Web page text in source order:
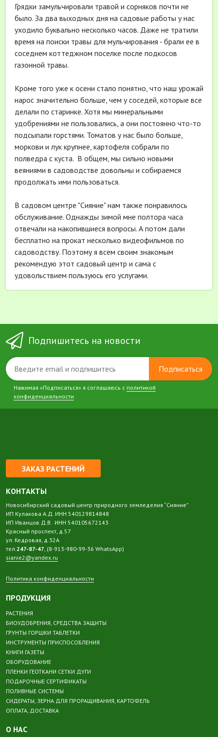
Грядки замульчировали травой и сорняков почти не
было. За два выходных дня на садовые работы у нас
уходило буквально несколько часов. Даже не тратили
время на поиски травы для мульчирования - брали ее в
соседнем коттеджном поселке после подкосов
газонной травы.
Кроме того уже к осени стало понятно, что наш урожай
нарос значительно больше, чем у соседей, которые все
делали по старинке. Хотя мы минеральными
удобрениями не пользовались, а они постоянно что-то
подсыпали горстями. Томатов у нас было больше,
моркови и лук крупнее, картофеля собрали по
полведра с куста. В общем, мы сильно новыми
веяниями в садоводстве довольны и собираемся
продолжать ими пользоваться.
В садовом центре "Сияние" нам также понравилось
обслуживание. Однажды зимой мне полтора часа
отвечали на накопившиеся вопросы. А потом дали
бесплатно на прокат несколько видеофильмов по
садоводству. Поэтому я всем своим знакомым
рекомендую этот садовый центр и сама с
удовольствием пользуюсь его услугами.
Подпишитесь на новости
Подписаться
Нажимая «Подписаться» я соглашаюсь с политикой
конфиденциальности
ЗАКАЗ РАСТЕНИЙ
КОНТАКТЫ
Новосибирский садовый центр природного земледелия “Сияние”
ИП Кулакова А.Д. ИНН 540129814848
ИП Иванцов Д.В. ИНН 540105672143
Красный проспект, д.57
ул. Кедровая, д.32А
тел.247-87-47, (8-913-980-99-36 WhatsApp)
sianie2@yandex.ru
Политика конфиденциальности
ПРОДУКЦИЯ
РАСТЕНИЯ
БИОУДОБРЕНИЯ, СРЕДСТВА ЗАЩИТЫ
ГРУНТЫ ГОРШКИ ТАБЛЕТКИ
ИНСТРУМЕНТЫ ПРИСПОСОБЛЕНИЯ
КНИГИ ГАЗЕТЫ
ОБОРУДОВАНИЕ
ПЛЕНКИ ГЕОТКАНИ СЕТКИ ДУГИ
ПОДАРОЧНЫЕ СЕРТИФИКАТЫ
ПОЛИВНЫЕ СИСТЕМЫ
СИДЕРАТЫ, ЗЕРНА ДЛЯ ПРОРАЩИВАНИЯ, КАРТОФЕЛЬ
ОПЛАТА, ДОСТАВКА
О НАС